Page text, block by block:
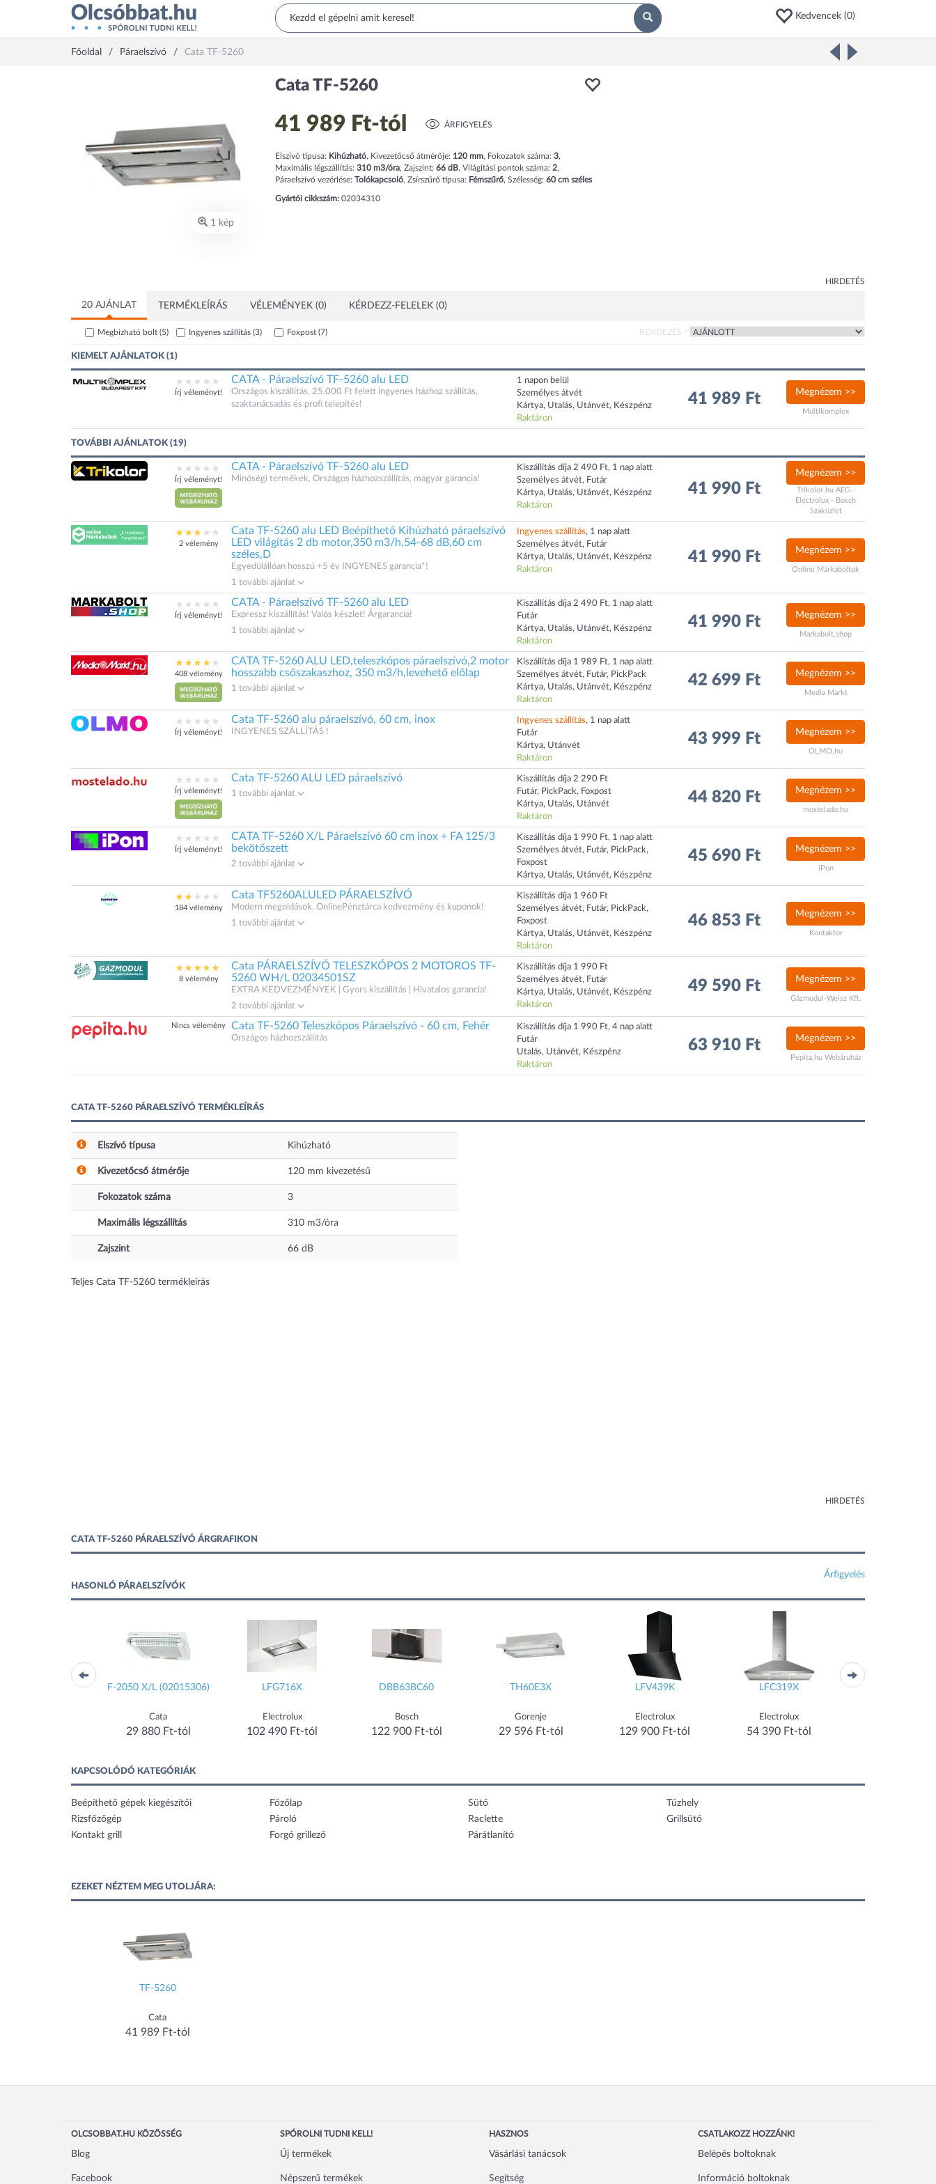
Kedvencek (0)
Főoldal Páraelszívó Cata TF-5260
1 kép
Cata TF-5260
41 989 Ft-tól ÁRFIGYELÉS
Elszívó típusa: Kihúzható, Kivezetőcső átmérője: 120 mm, Fokozatok száma: 3,
Maximális légszállítás: 310 m3/óra, Zajszint: 66 dB, Világítási pontok száma: 2,
Páraelszívó vezérlése: Tolókapcsoló, Zsírszűrő típusa: Fémszűrő, Szélesség: 60 cmszéles
Gyártói cikkszám:02034310
HIRDETÉS
20 AJÁNLAT TERMÉKLEÍRÁS VÉLEMÉNYEK (0) KÉRDEZZ-FELELEK (0)
Megbízható bolt (5) Ingyenes szállítás (3) Foxpost (7) RENDEZÉS /
KIEMELT AJÁNLATOK (1)
Írj véleményt!
CATA - Páraelszívó TF-5260 alu LED
Országos kiszállítás, 25.000 Ft felett ingyenes házhoz szállítás,
szaktanácsadás és profi telepítés!
1 napon belül
Személyes átvét
Kártya, Utalás, Utánvét, Készpénz
Raktáron
41 989 Ft Megnézem >>
Multikomplex
TOVÁBBI AJÁNLATOK (19)
Írj véleményt!
CATA - Páraelszívó TF-5260 alu LED
Minőségi termékek, Országos házhozszállítás, magyar garancia!
Kiszállítás díja 2 490 Ft, 1 nap alatt
Személyes átvét, Futár
Kártya, Utalás, Utánvét, Készpénz
Raktáron
41 990 Ft
Megnézem >>
Trikolor.hu AEG -
Electrolux - Bosch
Szaküzlet
2 vélemény
Cata TF-5260 alu LED Beépíthető Kihúzható páraelszívó
LED világítás 2 db motor,350 m3/h,54-68 dB,60 cm
széles,D
Egyedülállóan hosszú +5 év INGYENES garancia*!
1 további ajánlat
Ingyenes szállítás, 1 nap alatt
Személyes átvét, Futár
Kártya, Utalás, Utánvét, Készpénz
Raktáron
41 990 Ft Megnézem >>
Online Márkaboltok
Írj véleményt!
CATA - Páraelszívó TF-5260 alu LED
Expressz kiszállítás! Valós készlet! Árgarancia!
1 további ajánlat
Kiszállítás díja 2 490 Ft, 1 nap alatt
Futár
Kártya, Utalás, Utánvét, Készpénz
Raktáron
41 990 Ft Megnézem >>
Markabolt.shop
408 vélemény
CATA TF-5260 ALU LED,teleszkópos páraelszívó,2 motor
hosszabb csőszakaszhoz, 350 m3/h,levehető előlap
1 további ajánlat
Kiszállítás díja 1 989 Ft, 1 nap alatt
Személyes átvét, Futár, PickPack
Kártya, Utalás, Utánvét, Készpénz
Raktáron
42 699 Ft Megnézem >>
Media Markt
Írj véleményt!
Cata TF-5260 alu páraelszívó, 60 cm, inox
INGYENES SZÁLLÍTÁS !
Ingyenes szállítás, 1 nap alatt
Futár
Kártya, Utánvét
Raktáron
43 999 Ft Megnézem >>
OLMO.hu
Írj véleményt!
Cata TF-5260 ALU LED páraelszívó
1 további ajánlat
Kiszállítás díja 2 290 Ft
Futár, PickPack, Foxpost
Kártya, Utalás, Utánvét
Raktáron
44 820 Ft Megnézem >>
mostelado.hu
Írj véleményt!
CATA TF-5260 X/L Páraelszívó 60 cm inox + FA 125/3
bekötőszett
2 további ajánlat
Kiszállítás díja 1 990 Ft, 1 nap alatt
Személyes átvét, Futár, PickPack,
Foxpost
Kártya, Utalás, Utánvét, Készpénz
45 690 Ft Megnézem >>
iPon
184 vélemény
Cata TF5260ALULED PÁRAELSZÍVÓ
Modern megoldások. OnlinePénztárca kedvezmény és kuponok!
1 további ajánlat
Kiszállítás díja 1 960 Ft
Személyes átvét, Futár, PickPack,
Foxpost
Kártya, Utalás, Utánvét, Készpénz
Raktáron
46 853 Ft Megnézem >>
Kontaktor
8 vélemény
Cata PÁRAELSZÍVÓ TELESZKÓPOS 2 MOTOROS TF-
5260 WH/L 02034501SZ
EXTRA KEDVEZMÉNYEK | Gyors kiszállítás | Hivatalos garancia!
2 további ajánlat
Kiszállítás díja 1 990 Ft
Személyes átvét, Futár
Kártya, Utalás, Utánvét, Készpénz
Raktáron
49 590 Ft Megnézem >>
Gázmodul-Weisz Kft.
Nincs vélemény Cata TF-5260 Teleszkópos Páraelszívó - 60 cm, Fehér
Országos házhozszállítás
Kiszállítás díja 1 990 Ft, 4 nap alatt
Futár
Utalás, Utánvét, Készpénz
Raktáron
63 910 Ft Megnézem >>
Pepita.hu Webáruház
CATA TF-5260 PÁRAELSZÍVÓ TERMÉKLEÍRÁS
Elszívó típusa Kihúzható
Kivezetőcső átmérője 120 mm kivezetésű
Fokozatok száma 3
Maximális légszállítás 310 m3/óra
Zajszint 66 dB
Teljes Cata TF-5260 termékleírás
HIRDETÉS
CATA TF-5260 PÁRAELSZÍVÓ ÁRGRAFIKON
Árfigyelés
HASONLÓ PÁRAELSZÍVÓK
F-2050 X/L (02015306)
Cata
29 880 Ft-tól
LFG716X
Electrolux
102 490 Ft-tól
DBB63BC60
Bosch
122 900 Ft-tól
TH60E3X
Gorenje
29 596 Ft-tól
LFV439K
Electrolux
129 900 Ft-tól
LFC319X
Electrolux
54 390 Ft-tól
KAPCSOLÓDÓ KATEGÓRIÁK
Beépíthető gépek kiegészítői Főzőlap Sütő
Tűzhely
Rizsfőzőgép
Pároló Raclette
Grillsütő
Kontakt grill
Forgó grillező Párátlanító
EZEKET NÉZTEM MEG UTOLJÁRA:
TF-5260
Cata
41 989 Ft-tól
OLCSOBBAT.HU KÖZÖSSÉG
Blog
Facebook
SPÓROLNI TUDNI KELL!
Új termékek
Népszerű termékek
HASZNOS
Vásárlási tanácsok
Segítség
CSATLAKOZZ HOZZÁNK!
Belépés boltoknak
Információ boltoknak